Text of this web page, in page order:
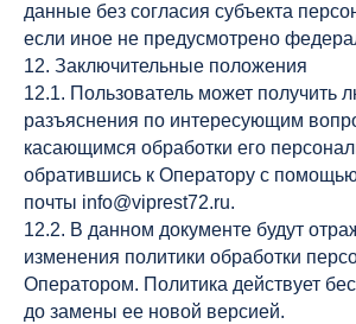
данные без согласия субъекта
если иное не предусмотрено
12. Заключительные положения
12.1. Пользователь может получить
разъяснения по интересующим
касающимся обработки его
обратившись к Оператору с
почты info@viprest72.ru.
12.2. В данном документе будут
изменения политики обработки
Оператором. Политика действует
до замены ее новой версией.